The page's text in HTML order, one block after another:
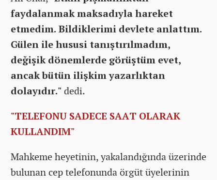
faydalanmak maksadıyla hareket
etmedim. Bildiklerimi devlete anlattım.
Gülen ile hususi tanıştırılmadım,
değişik dönemlerde görüştüm evet,
ancak bütün ilişkim yazarlıktan
dolayıdır." dedi.
"TELEFONU SADECE SAAT OLARAK
KULLANDIM"
Mahkeme heyetinin, yakalandığında üzerinde
bulunan cep telefonunda örgüt üyelerinin